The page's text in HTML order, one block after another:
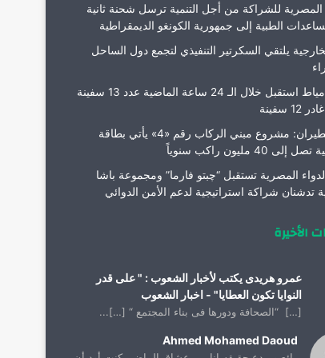
المصرية للشراكة من أجل التنمية ترسل شحنة ثانية
الطبية إلى جمهورية الكونغو الديمقراطية
يلتقي السكرتير التنفيذي لتجمع دول الساحل
ميناء_دمياط استقبل خلال الـ 24 ساعة الماضية عدد 13 سفينة
سفينة
وزير الطيران: مشروع مبني الركاب رقم «4» يأتي بطاقة
40 مليون راكب سنوياً
المصرية تستقبل “چبتو فارما” ومجموعة باشا
تدشنان شراكة استراتيجية لدعم الأمن الدوائي
الأخيرة
عمرو هريدى يكتب لأخبار الشعوب : " على قدر
النوايا تكون العطايا" - اخبار الشعوب
[…] “الصحافة ودورها فى بناء المجتمع “ […]...
Ahmed Mohamed Daoud